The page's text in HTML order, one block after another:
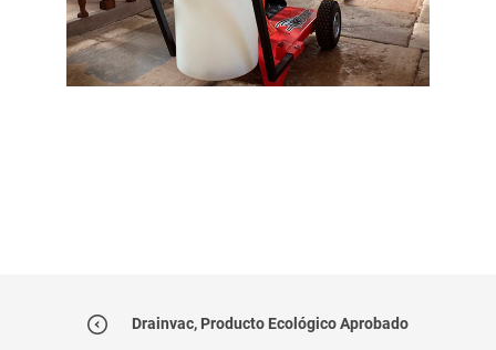
Drainvac, Producto Ecológico Aprobado